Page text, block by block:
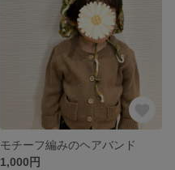
モチーフ編みのヘアバンド
1,000円